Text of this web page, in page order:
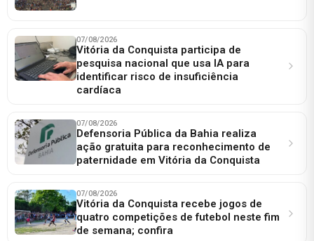
07/08/2026
Vitória da Conquista participa de
pesquisa nacional que usa IA para
identificar risco de insuficiência
cardíaca
07/08/2026
Defensoria Pública da Bahia realiza
ação gratuita para reconhecimento de
paternidade em Vitória da Conquista
07/08/2026
Vitória da Conquista recebe jogos de
quatro competições de futebol neste fim
de semana; confira